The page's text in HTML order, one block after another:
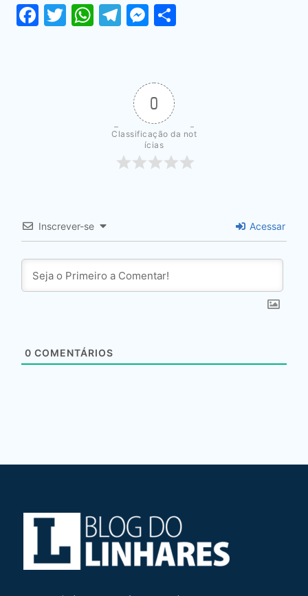
Facebook
Twitter
WhatsApp
Telegram
Messenger
0
Classificação da not
ícias
Inscrever-se Acessar
0 COMENTÁRIOS